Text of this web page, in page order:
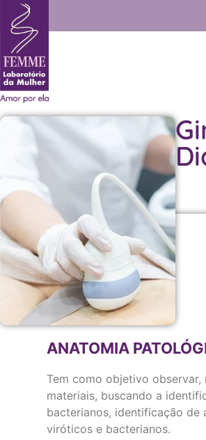
ANATOMIA
Tem como objetivo
materiais, buscando a
bacterianos, identificação de
viróticos e bacterianos.